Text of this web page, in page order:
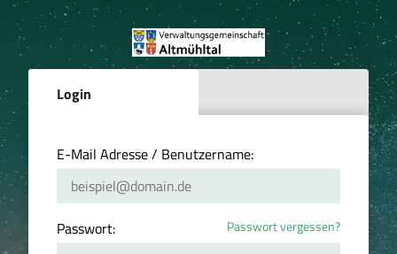
Login
E-Mail Adresse / Benutzername:
Passwort: Passwort vergessen?